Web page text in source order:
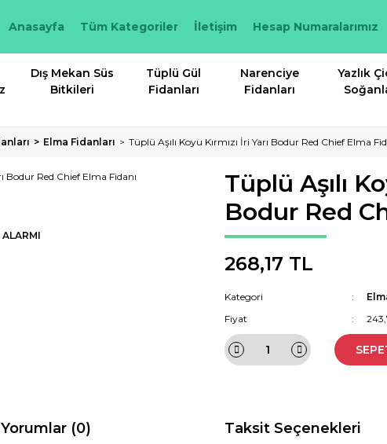
Anasayfa Tüm Kategoriler İletişim Hesap Numaralarımız
Dış Mekan Süs
Bitkileri
Tüplü Gül
Fidanları
Narenciye
Fidanları
Yazlık
Elma Fidanları Tüplü Aşılı Koyu Kırmızı İri Yarı Bodur Red Chief Elma
ALARMI
Tüplü Aşılı
Bodur Red
268,17 TL
Kategori
Fiyat
Yorumlar (0) Taksit Seçenekleri